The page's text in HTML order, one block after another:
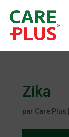
Zika
par Care Plus